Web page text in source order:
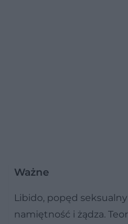
Ważne
Libido, popęd
namiętność i żądza.